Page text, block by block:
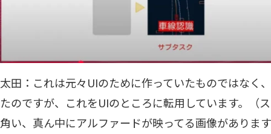
太田：これは元々UIのために作っていたものではなく
たのですが、これをUIのところに転用しています。（
角い、真ん中にアルファードが映ってる画像がありま